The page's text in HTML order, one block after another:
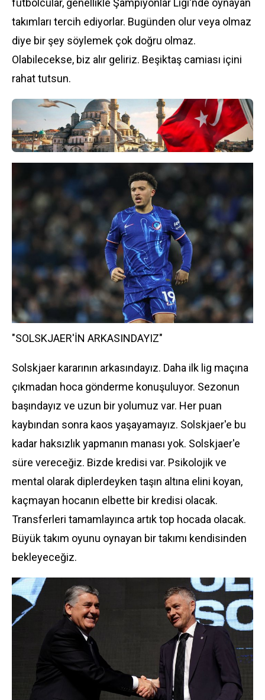
futbolcular, genellikle Şampiyonlar Ligi'nde oynayan
takımları tercih ediyorlar. Bugünden olur veya olmaz
diye bir şey söylemek çok doğru olmaz.
Olabilecekse, biz alır geliriz. Beşiktaş camiası içini
rahat tutsun.
"SOLSKJAER'İN ARKASINDAYIZ"
Solskjaer kararının arkasındayız. Daha ilk lig maçına
çıkmadan hoca gönderme konuşuluyor. Sezonun
başındayız ve uzun bir yolumuz var. Her puan
kaybından sonra kaos yaşayamayız. Solskjaer'e bu
kadar haksızlık yapmanın manası yok. Solskjaer'e
süre vereceğiz. Bizde kredisi var. Psikolojik ve
mental olarak diplerdeyken taşın altına elini koyan,
kaçmayan hocanın elbette bir kredisi olacak.
Transferleri tamamlayınca artık top hocada olacak.
Büyük takım oyunu oynayan bir takımı kendisinden
bekleyeceğiz.